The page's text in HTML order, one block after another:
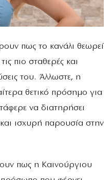
πως το κανάλι θεωρεί
πιο σταθερές και
του. Άλλωστε, η
θετικό πρόσημο για
να διατηρήσει
ισχυρή παρουσία στην
πως η Καινούργιου